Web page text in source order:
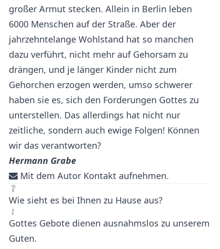
großer Armut stecken. Allein in Berlin leben
6000 Menschen auf der Straße. Aber der
jahrzehntelange Wohlstand hat so manchen
dazu verführt, nicht mehr auf Gehorsam zu
drängen, und je länger Kinder nicht zum
Gehorchen erzogen werden, umso schwerer
haben sie es, sich den Forderungen Gottes zu
unterstellen. Das allerdings hat nicht nur
zeitliche, sondern auch ewige Folgen! Können
wir das verantworten?
Hermann Grabe
Mit dem Autor Kontakt aufnehmen.
Wie sieht es bei Ihnen zu Hause aus?
Gottes Gebote dienen ausnahmslos zu unserem
Guten.